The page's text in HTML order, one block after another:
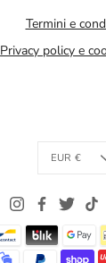
Termini e
Privacy policy e
EUR €